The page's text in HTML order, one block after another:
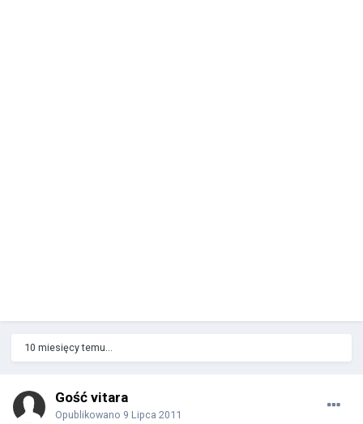
10 miesięcy temu...
Gość vitara
Opublikowano 9 Lipca 2011